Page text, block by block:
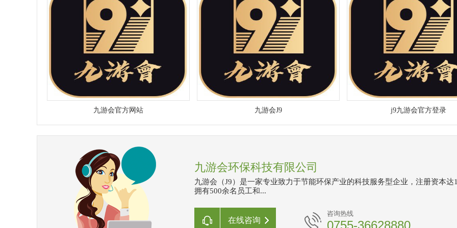
九游会官方网站 九游会J9 j9九游会官方登录
九游会环保科技有限公司
九游会（J9）是一家专业致力于节能环保产业的科技服务型企业，注册资本达
拥有500余名员工和...
在线咨询
咨询热线
0755-36628880